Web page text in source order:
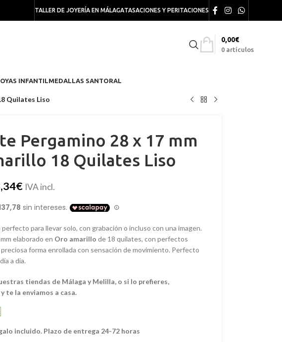
TALLER DE JOYERÍA EN MÁLAGATASACIONES Y PERITACIONES
0 artículos
0,00€
INFANTILMEDALLAS SANTORAL
Quilates Liso
Pergamino 28 x 17 mm
18 Quilates Liso
€ IVA incl.
para llevar solo, con grabación o incluso con una imagen.
elaborado en Oro amarillo de 18 quilates, con perfectos
forma enrollada con sensación de movimiento. Perfecto
a día.
tiendas de Málaga y Melilla, o si lo prefieres,
te la enviamos a casa.
incluido. Plazo de entrega 24-72 horas